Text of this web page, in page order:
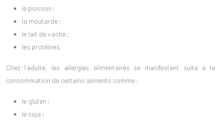
le poisson ;
la moutarde ;
le lait de vache ;
les protéines.
Chez l’adulte, les allergies alimentaires se manifestent suite à la
consommation de certains aliments comme :
le gluten ;
le soja ;